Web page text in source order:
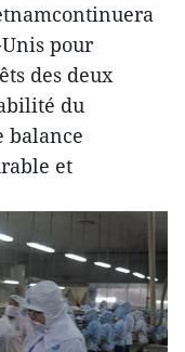
pour
des deux
du
balance
et